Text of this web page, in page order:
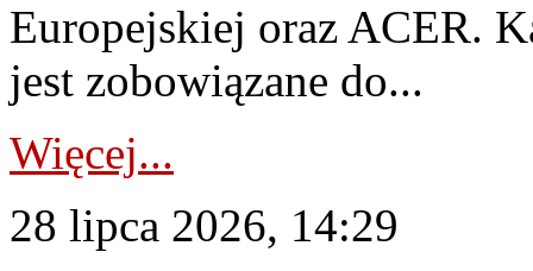
Europejskiej oraz ACER.
jest zobowiązane do...
Więcej...
28 lipca 2026, 14:29